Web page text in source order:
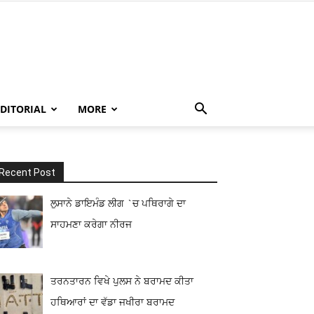
MORE
Recent Post
ਲੁਸਾਨੇ ਡਾਇਮੰਡ ਲੀਗ `ਚ ਪਥਿਰਾਗੇ ਦਾ
ਸਾਹਮਣਾ ਕਰੇਗਾ ਨੀਰਜ
ਤਰਨਤਾਰਨ ਵਿਖੇ ਪੁਲਸ ਨੇ ਬਰਾਮਦ ਕੀਤਾ
ਹਥਿਆਰਾਂ ਦਾ ਵੱਡਾ ਜਖੀਰਾ ਬਰਾਮਦ